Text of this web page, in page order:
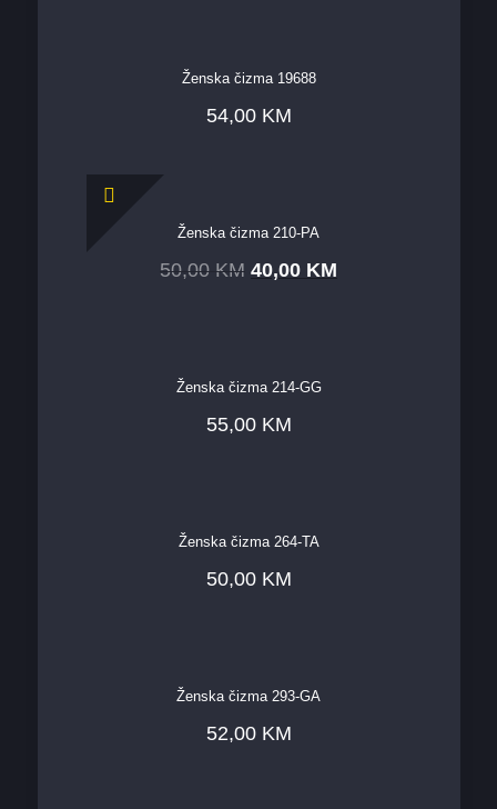
Ženska čizma 19688
54,00 KM
Ženska čizma 210-PA
50,00 KM 40,00 KM
Ženska čizma 214-GG
55,00 KM
Ženska čizma 264-TA
50,00 KM
Ženska čizma 293-GA
52,00 KM